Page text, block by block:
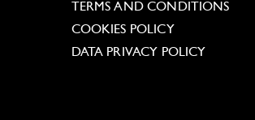
TERMS AND CONDITIONS
COOKIES POLICY
DATA PRIVACY POLICY